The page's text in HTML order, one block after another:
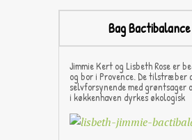
Bag Bactibalance
Jimmie Kert og Lisbeth Rose er
og bor i Provence. De tilstræber
selvforsynende med grøntsager
i køkkenhaven dyrkes økologisk